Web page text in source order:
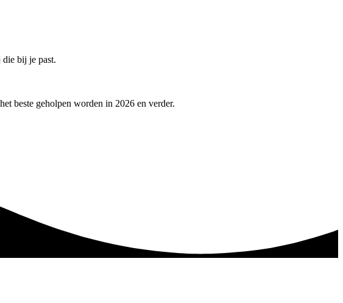
bij je past.
beste geholpen worden in 2026 en verder.